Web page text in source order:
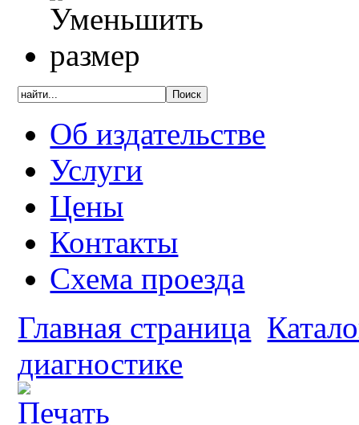
Об издательстве
Услуги
Цены
Контакты
Схема проезда
Главная страница
диагностике